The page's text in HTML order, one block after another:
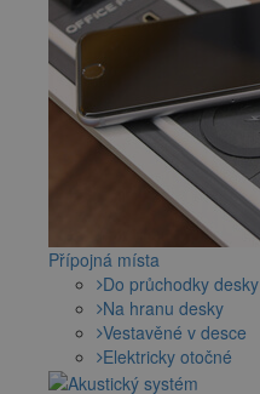
Přípojná místa
Do průchodky desky
Na hranu desky
Vestavěné v desce
Elektricky otočné